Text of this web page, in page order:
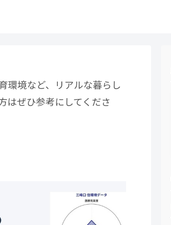
環境など、リアルな暮らし
はぜひ参考にしてくださ